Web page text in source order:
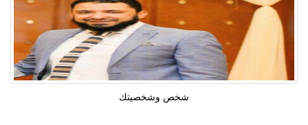
شخص وشخصيتك